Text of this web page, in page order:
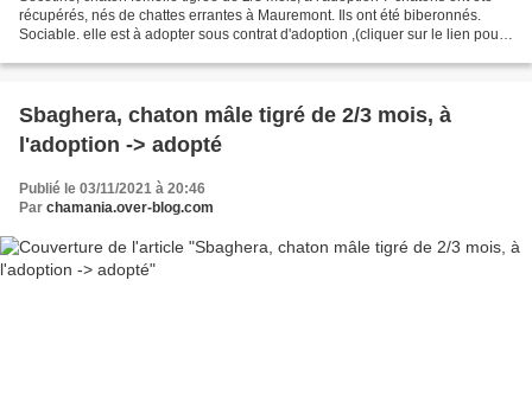
récupérés, nés de chattes errantes à Mauremont. Ils ont été biberonnés.
Sociable. elle est à adopter sous contrat d'adoption ,(cliquer sur le lien pour
Sbaghera, chaton mâle tigré de 2/3 mois, à
l'adoption -> adopté
Publié le 03/11/2021 à 20:46
Par chamania.over-blog.com